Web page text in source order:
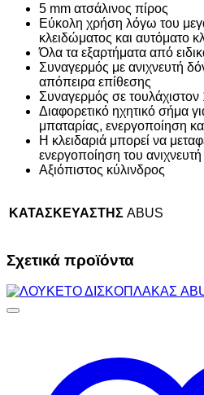
5 mm ατσάλινος πίρος
Εύκολη χρήση λόγω του
κλειδώματος και αυτόματο
Όλα τα εξαρτήματα από
Συναγερμός με ανιχνευτή
απόπειρα επίθεσης
Συναγερμός σε
Διαφορετικό ηχητικό σήμα
μπαταρίας, ενεργοποίηση
Η κλειδαριά μπορεί να
ενεργοποίηση του ανιχνευτή
Αξιόπιστος κύλινδρος
ΚΑΤΑΣΚΕΥΑΣΤΗΣ ABUS
Σχετικά προϊόντα